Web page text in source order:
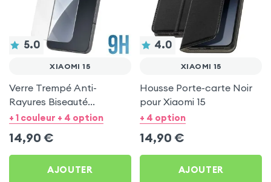
5.0
XIAOMI 15
Verre Trempé Anti-
Rayures Biseauté
Transparent pour Xiaomi
+ 1 couleur + 4 option
14,90 €
AJOUTER
4.0
XIAOMI 15
Housse Porte-carte Noir
pour Xiaomi 15
+ 4 option
14,90 €
AJOUTER